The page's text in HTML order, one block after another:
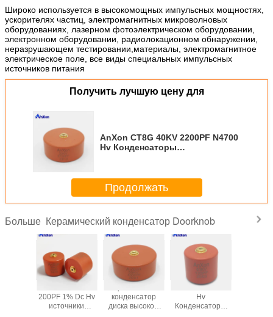
Широко используется в высокомощных импульсных мощностях,
ускорителях частиц, электромагнитных микроволновых
оборудованиях, лазерном фотоэлектрическом оборудовании,
электронном оборудовании, радиолокационном обнаружении,
неразрушающем тестировании,материалы, электромагнитное
электрическое поле, все виды специальных импульсных
источников питания
Получить лучшую цену для
AnXon CT8G 40KV 2200PF N4700
Hv Конденсаторы
AXCT8GE40222K4D1B
Продолжать
Больше Керамический конденсатор Doorknob
Конденсаторы
высоковольтных
конденсатор
высокого
CT8G 100KV
1000PF
Капацитивный